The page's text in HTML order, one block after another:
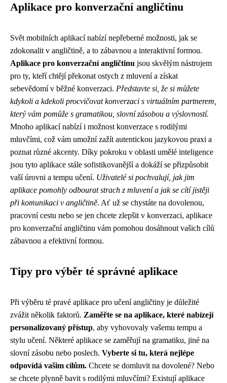
Aplikace pro konverzační angličtinu
Svět mobilních aplikací nabízí nepřeberné možnosti, jak se
zdokonalit v angličtině, a to zábavnou a interaktivní formou.
Aplikace pro konverzační angličtinu jsou skvělým nástrojem
pro ty, kteří chtějí překonat ostych z mluvení a získat
sebevědomí v běžné konverzaci. Představte si, že si můžete
kdykoli a kdekoli procvičovat konverzaci s virtuálním partnerem,
který vám pomůže s gramatikou, slovní zásobou a výslovností.
Mnoho aplikací nabízí i možnost konverzace s rodilými
mluvčími, což vám umožní zažít autentickou jazykovou praxi a
poznat různé akcenty. Díky pokroku v oblasti umělé inteligence
jsou tyto aplikace stále sofistikovanější a dokáží se přizpůsobit
vaší úrovni a tempu učení. Uživatelé si pochvalují, jak jim
aplikace pomohly odbourat strach z mluvení a jak se cítí jistěji
při komunikaci v angličtině. Ať už se chystáte na dovolenou,
pracovní cestu nebo se jen chcete zlepšit v konverzaci, aplikace
pro konverzační angličtinu vám pomohou dosáhnout vašich cílů
zábavnou a efektivní formou.
Tipy pro výběr té správné aplikace
Při výběru té pravé aplikace pro učení angličtiny je důležité
zvážit několik faktorů. Zaměřte se na aplikace, které nabízejí
personalizovaný přístup, aby vyhovovaly vašemu tempu a
stylu učení. Některé aplikace se zaměřují na gramatiku, jiné na
slovní zásobu nebo poslech. Vyberte si tu, která nejlépe
odpovídá vašim cílům. Chcete se domluvit na dovolené? Nebo
se chcete plynně bavit s rodilými mluvčími? Existují aplikace